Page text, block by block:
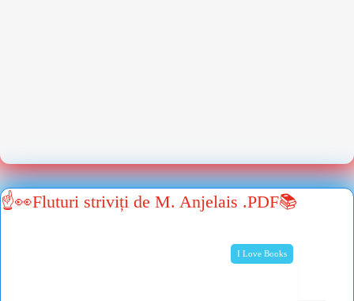
I Love Books
☝👀Fluturi striviți de M. Anjelais .PDF📚